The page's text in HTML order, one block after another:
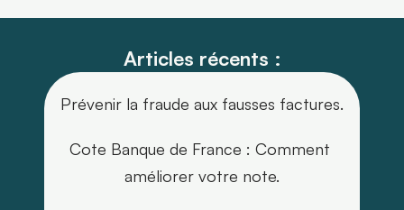
Articles récents :
Prévenir la fraude aux fausses factures.
Cote Banque de France : Comment
améliorer votre note.